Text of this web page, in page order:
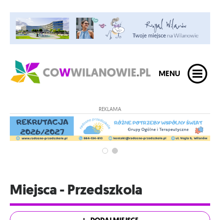
MENU
REKLAMA
Miejsca - Przedszkola